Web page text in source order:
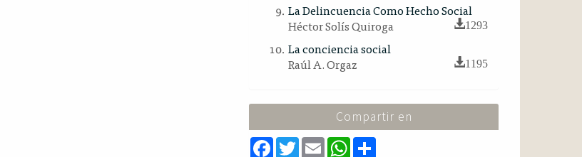
La Delincuencia Como Hecho Social
Héctor Solís Quiroga
1293
La conciencia social
Raúl A. Orgaz
1195
Compartir en
F T E W